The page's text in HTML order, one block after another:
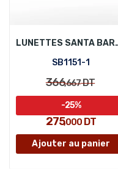
LUNETTES
SB1151-1
366,667DT
275,000 DT
-25%
Ajouter au panier